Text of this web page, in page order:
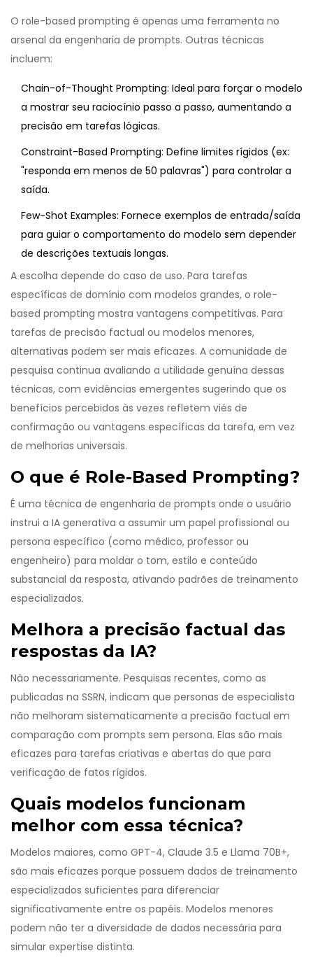
O role-based prompting é apenas uma ferramenta no
arsenal da engenharia de prompts. Outras técnicas
incluem:
Chain-of-Thought Prompting: Ideal para forçar o modelo
a mostrar seu raciocínio passo a passo, aumentando a
precisão em tarefas lógicas.
Constraint-Based Prompting: Define limites rígidos (ex:
"responda em menos de 50 palavras") para controlar a
saída.
Few-Shot Examples: Fornece exemplos de entrada/saída
para guiar o comportamento do modelo sem depender
de descrições textuais longas.
A escolha depende do caso de uso. Para tarefas
específicas de domínio com modelos grandes, o role-
based prompting mostra vantagens competitivas. Para
tarefas de precisão factual ou modelos menores,
alternativas podem ser mais eficazes. A comunidade de
pesquisa continua avaliando a utilidade genuína dessas
técnicas, com evidências emergentes sugerindo que os
benefícios percebidos às vezes refletem viés de
confirmação ou vantagens específicas da tarefa, em vez
de melhorias universais.
O que é Role-Based Prompting?
É uma técnica de engenharia de prompts onde o usuário
instrui a IA generativa a assumir um papel profissional ou
persona específico (como médico, professor ou
engenheiro) para moldar o tom, estilo e conteúdo
substancial da resposta, ativando padrões de treinamento
especializados.
Melhora a precisão factual das
respostas da IA?
Não necessariamente. Pesquisas recentes, como as
publicadas na SSRN, indicam que personas de especialista
não melhoram sistematicamente a precisão factual em
comparação com prompts sem persona. Elas são mais
eficazes para tarefas criativas e abertas do que para
verificação de fatos rígidos.
Quais modelos funcionam
melhor com essa técnica?
Modelos maiores, como GPT-4, Claude 3.5 e Llama 70B+,
são mais eficazes porque possuem dados de treinamento
especializados suficientes para diferenciar
significativamente entre os papéis. Modelos menores
podem não ter a diversidade de dados necessária para
simular expertise distinta.